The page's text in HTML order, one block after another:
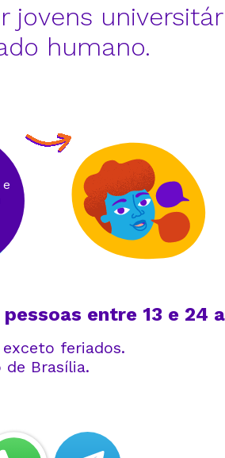
humano.
entre 13 e 24
exceto feriados.
de Brasília.